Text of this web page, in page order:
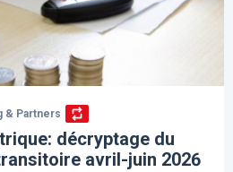
& Partners
décryptage du
avril-juin 2026